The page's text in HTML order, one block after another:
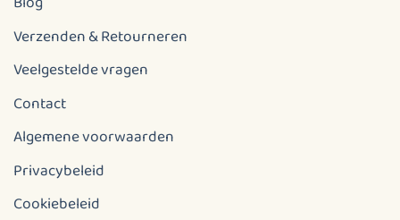
Verzenden & Retourneren
Veelgestelde vragen
Contact
Algemene voorwaarden
Privacybeleid
Cookiebeleid